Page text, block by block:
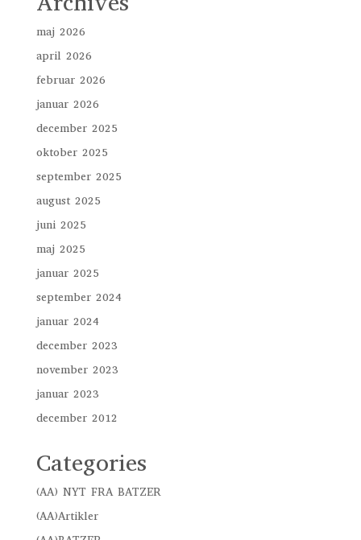
maj 2026
april 2026
februar 2026
januar 2026
december 2025
oktober 2025
september 2025
august 2025
juni 2025
maj 2025
januar 2025
september 2024
januar 2024
december 2023
november 2023
januar 2023
december 2012
Categories
(AA) NYT FRA BATZER
(AA)Artikler